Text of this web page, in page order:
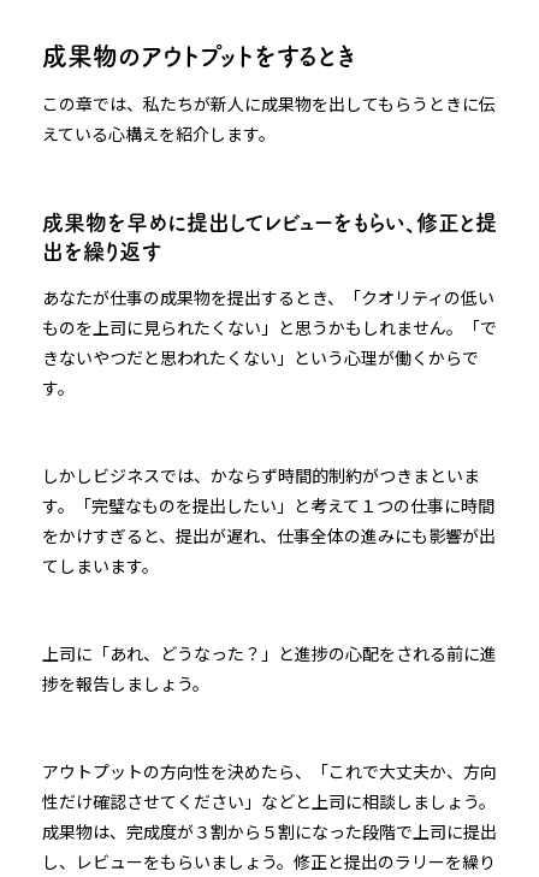
成果物のアウトプットをするとき
この章では、私たちが新人に成果物を出してもらうときに伝
えている心構えを紹介します。
成果物を早めに提出してレビューをもらい、修正と提
出を繰り返す
あなたが仕事の成果物を提出するとき、「クオリティの低い
ものを上司に見られたくない」と思うかもしれません。「で
きないやつだと思われたくない」という心理が働くからで
す。
しかしビジネスでは、かならず時間的制約がつきまといま
す。「完璧なものを提出したい」と考えて１つの仕事に時間
をかけすぎると、提出が遅れ、仕事全体の進みにも影響が出
てしまいます。
上司に「あれ、どうなった？」と進捗の心配をされる前に進
捗を報告しましょう。
アウトプットの方向性を決めたら、「これで大丈夫か、方向
性だけ確認させてください」などと上司に相談しましょう。
成果物は、完成度が３割から５割になった段階で上司に提出
し、レビューをもらいましょう。修正と提出のラリーを繰り